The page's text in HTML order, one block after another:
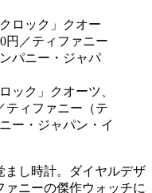
ック」クオーツ、
ティファニー（テ
ー・ジャパン・イ
まし時計。ダイヤルデザ
ァニーの傑作ウォッチに